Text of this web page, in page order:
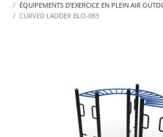
ÉQUIPEMENTS D'EXERCICE EN PLEIN AIR
CURVED LADDER BLO-083